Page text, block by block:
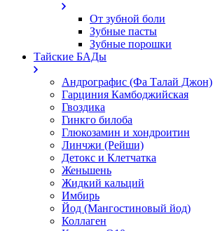
От зубной боли
Зубные пасты
Зубные порошки
Тайские БАДы
Андрографис (Фа Талай Джон)
Гарциния Камбоджийская
Гвоздика
Гинкго билоба
Глюкозамин и хондроитин
Линчжи (Рейши)
Детокс и Клетчатка
Женьшень
Жидкий кальций
Имбирь
Йод (Мангостиновый йод)
Коллаген